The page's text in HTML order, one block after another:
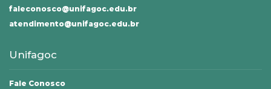
faleconosco@unifagoc.edu.br
atendimento@unifagoc.edu.br
Unifagoc
Fale Conosco